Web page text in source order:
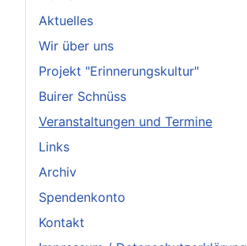
Aktuelles
Wir über uns
Projekt "Erinnerungskultur"
Buirer Schnüss
Veranstaltungen und Termine
Links
Archiv
Spendenkonto
Kontakt